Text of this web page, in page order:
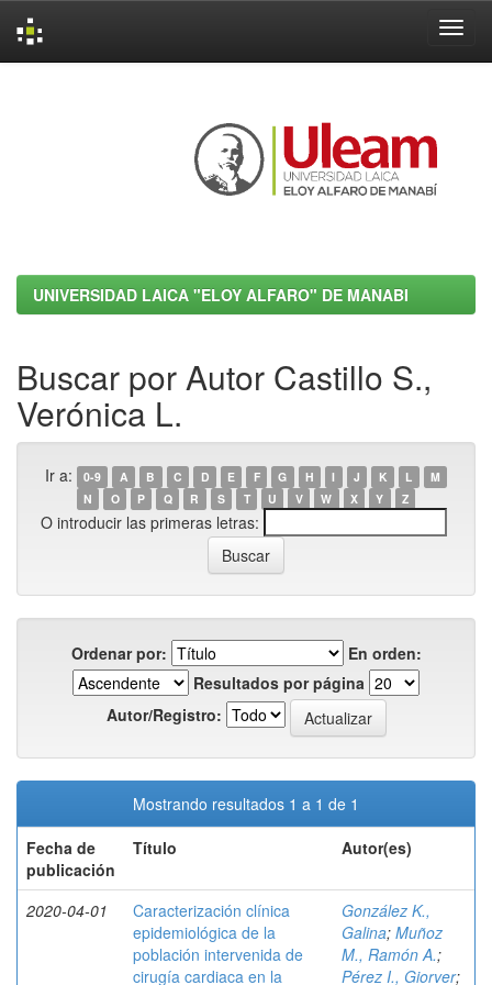
UNIVERSIDAD LAICA "ELOY ALFARO" DE MANABI
Buscar por Autor Castillo S.,
Verónica L.
Ir a: 0-9 A B C D E F G H I J K L
M
N
O P Q R S T U V W X Y Z
O introducir las primeras letras:
Ordenar por:
En orden:
Resultados por página
Autor/Registro:
Mostrando resultados 1 a 1 de 1
Fecha de
publicación
Título Autor(es)
2020-04-01
Caracterización clínica
epidemiológica de la
población intervenida de
cirugía cardiaca en la
González K.,
Galina; Muñoz
M., Ramón A.;
Pérez I., Giorver;